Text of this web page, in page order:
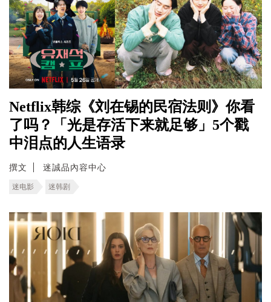
Netflix韩综《刘在锡的民宿法则》你看
了吗？「光是存活下来就足够」5个戳
中泪点的人生语录
撰文 迷誠品內容中心
迷电影 迷韩剧